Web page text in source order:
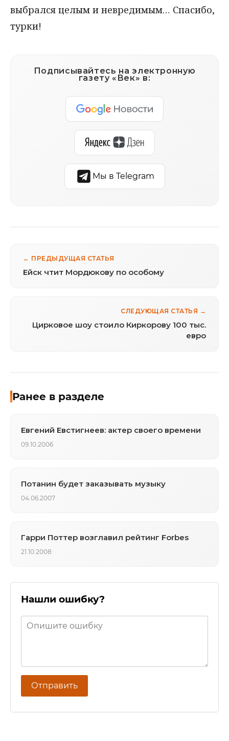
выбрался целым и невредимым… Спасибо,
турки!
Подписывайтесь на электронную
газету «Век» в:
Мы в Telegram
← ПРЕДЫДУЩАЯ СТАТЬЯ
Ейск чтит Мордюкову по особому
СЛЕДУЮЩАЯ СТАТЬЯ →
Цирковое шоу стоило Киркорову 100 тыс.
евро
Ранее в разделе
Евгений Евстигнеев: актер своего времени
09.10.2006
Потанин будет заказывать музыку
04.06.2007
Гарри Поттер возглавил рейтинг Forbes
21.10.2008
Нашли ошибку?
Отправить